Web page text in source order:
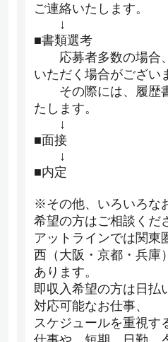
ご連絡いたします。
↓
■書類選考
応募者多数の場合
いただく場合がござい
その際には、履歴
たします。
↓
■面接
↓
■内定
※その他、いろいろな
希望の方はご相談くだ
アットラインでは関東
西（大阪・京都・兵庫
あります。
即収入希望の方は日払
対応可能なお仕事、
スケジュールを重視す